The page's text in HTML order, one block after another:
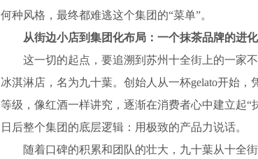
何种风格，最终都难逃这个集团的“菜单”。
从街边小店到集团化布局：一个抹茶品牌的进
这一切的起点，要追溯到苏州十全街上的一家不
冰淇淋店，名为九十葉。创始人从一杯gelato开始
等级，像红酒一样讲究，逐渐在消费者心中建立起
日后整个集团的底层逻辑：用极致的产品力说话。
随着口碑的积累和团队的壮大，九十葉从十全街